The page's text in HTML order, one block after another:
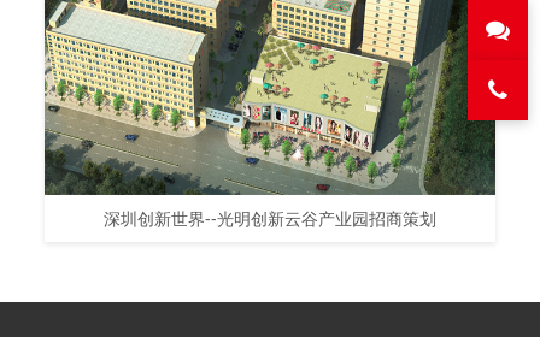
深圳创新世界--光明创新云谷产业园招商策划